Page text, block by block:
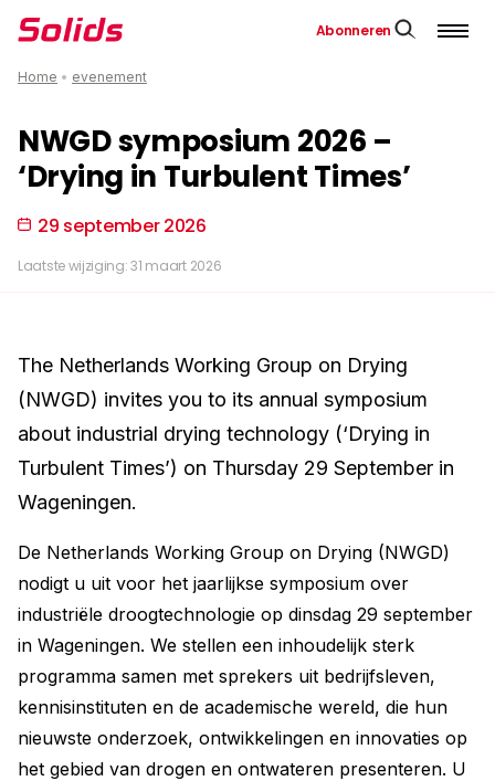
Abonneren
Home • evenement
NWGD symposium 2026 –
‘Drying in Turbulent Times’
29 september 2026
Laatste wijziging: 31 maart 2026
The Netherlands Working Group on Drying
(NWGD) invites you to its annual symposium
about industrial drying technology (‘Drying in
Turbulent Times’) on Thursday 29 September in
Wageningen.
De Netherlands Working Group on Drying (NWGD)
nodigt u uit voor het jaarlijkse symposium over
industriële droogtechnologie op dinsdag 29 september
in Wageningen. We stellen een inhoudelijk sterk
programma samen met sprekers uit bedrijfsleven,
kennisinstituten en de academische wereld, die hun
nieuwste onderzoek, ontwikkelingen en innovaties op
het gebied van drogen en ontwateren presenteren. U